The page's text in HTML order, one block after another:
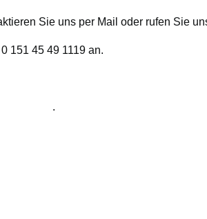
Sie uns per Mail oder rufen Sie
0 151 45 49 1119 an.
.